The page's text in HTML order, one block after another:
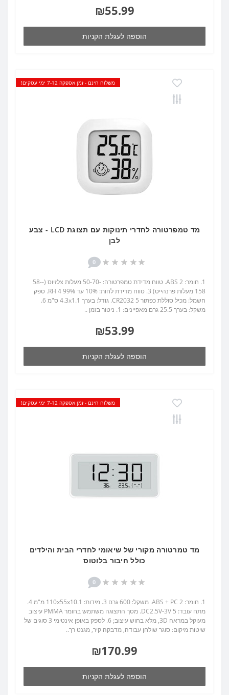
₪55.99
הוספה לעגלת הקניות
משלוח חינם - זמן אספקה 7-12 ימי עסקים!
מד טמפרטורה לחדרי תינוקות עם תצוגת LCD - צבע
לבן
0
1. חומר: ABS 2. טווח מדידת טמפרטורה: -50-70 מעלות צלזיוס (-58-
158 מעלות פרנהייט) 3. טווח מדידת לחות: 10% עד 99% RH 4. ספק
חשמל: מכיל סוללת כפתור CR2032 5. גודל: בערך 4.3x1.1 ס"מ 6.
משקל: בערך 25.5 גרם מאפיינים: 1. ניטור בזמן ..
₪53.99
הוספה לעגלת הקניות
משלוח חינם - זמן אספקה 7-12 ימי עסקים!
מד טמרטורה מקורי של שיאומי לחדרי הבית והילדים
כולל חיבור בלוטוס
0
1. חומר: ABS + PC 2. משקל: 600 גרם 3. מידות: 110x55x10.1 מ"מ 4.
מתח עובד: DC2.5V-3V 5. מסך התצוגה משתמש בחומר PMMA עיצוב
מעוקל במראה 3D, מלא בחוש עיצוב; 6. לספק באופן אינטימי 3 סוגים של
שיטות מיקום: סוגר שולחן עבודה, מדבקה קיר, מגנט רך..
₪170.99
הוספה לעגלת הקניות